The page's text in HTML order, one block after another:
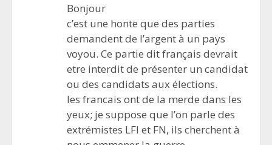
Bonjour
c’est une honte que des parties
demandent de l’argent à un pays
voyou. Ce partie dit français devrait
etre interdit de présenter un candidat
ou des candidats aux élections.
les francais ont de la merde dans les
yeux; je suppose que l’on parle des
extrémistes LFI et FN, ils cherchent à